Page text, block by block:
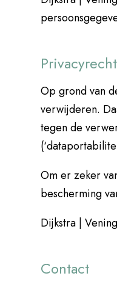
Op grond van
verwijderen.
tegen de
Om er zeker
bescherming
Dijkstra |
Contact